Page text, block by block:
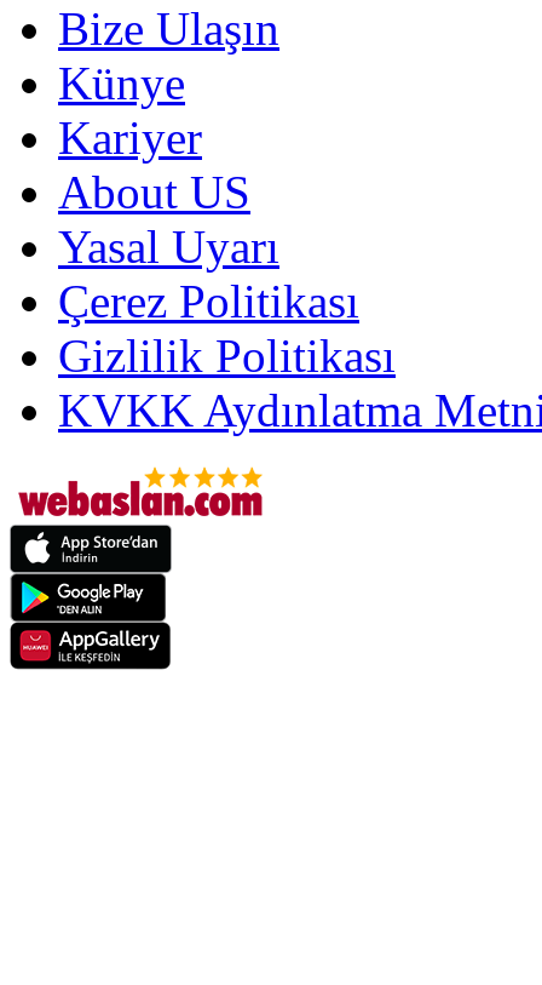
Bize Ulaşın
Künye
Kariyer
About US
Yasal Uyarı
Çerez Politikası
Gizlilik Politikası
KVKK Aydınlatma